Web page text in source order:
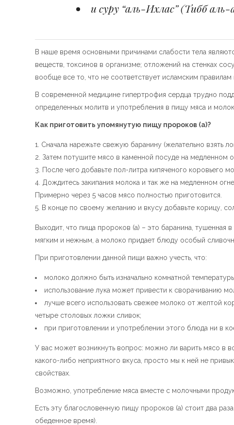
и суру “аль-Ихлас” (Тибб
В наше время основными причинами слабости тела
веществ, токсинов в организме; отложений на стенках
вообще все то, что не соответствует исламским правилам
В современной медицине гипертрофия сердца трудно
определенных молитв и употребления в пищу мяса и
Как приготовить упомянутую пищу пророков (а)?
Сначала нарежьте свежую баранину (желательно взять
Затем потушите мясо в каменной посуде на медленном
После чего добавьте пол-литра кипяченого коровьего
Дождитесь закипания молока и так же на медленном
Примерно через 5 часов мясо полностью приготовится.
В конце по своему желанию и вкусу добавьте корицу,
Выходит, что пища пророков (а) – это баранина, тушенная
мягким и нежным, а молоко придает блюду особый
При приготовлении данной пищи важно учесть, что:
молоко должно быть изначально комнатной
использование лука может привести к сворачиванию
лучше всего использовать свежее молоко от желтой
четыре столовых ложки сливок;
при приготовлении и употреблении этого блюда ни в
У вас может возникнуть вопрос: можно ли варить мясо в
какого-либо неприятного вкуса, просто мы к ней не
свойствах.
Возможно, употребление мяса вместе с молочными
Есть эту благословенную пищу пророков (а) стоит два
обеденное время).